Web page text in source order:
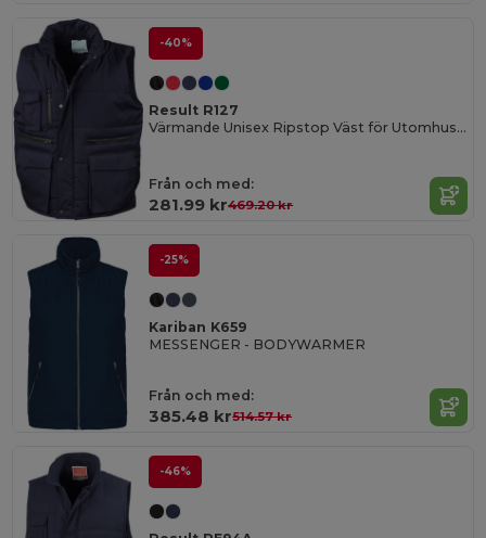
-40%
Result R127
Värmande Unisex Ripstop Väst för Utomhusbruk
Från och med:
281.99 kr469.20 kr
-25%
Kariban K659
MESSENGER - BODYWARMER
Från och med:
385.48 kr514.57 kr
-46%